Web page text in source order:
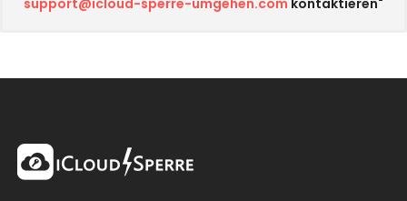
support@icloud-sperre-umgehen.com kontaktieren"